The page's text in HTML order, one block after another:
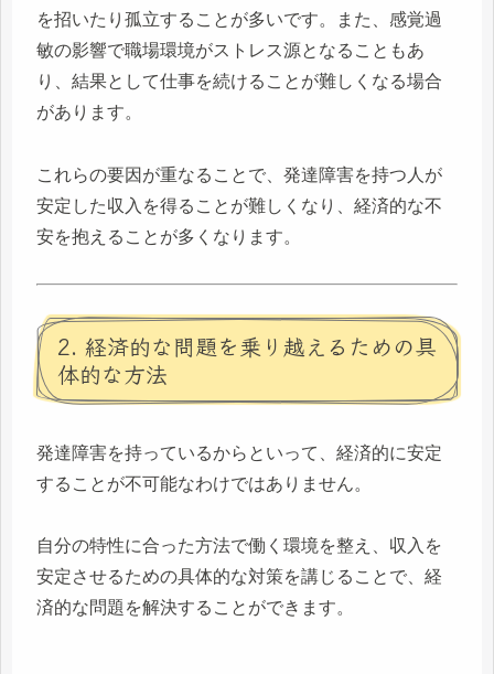
を招いたり孤立することが多いです。また、感覚過
敏の影響で職場環境がストレス源となることもあ
り、結果として仕事を続けることが難しくなる場合
があります。
これらの要因が重なることで、発達障害を持つ人が
安定した収入を得ることが難しくなり、経済的な不
安を抱えることが多くなります。
2. 経済的な問題を乗り越えるための具
体的な方法
発達障害を持っているからといって、経済的に安定
することが不可能なわけではありません。
自分の特性に合った方法で働く環境を整え、収入を
安定させるための具体的な対策を講じることで、経
済的な問題を解決することができます。